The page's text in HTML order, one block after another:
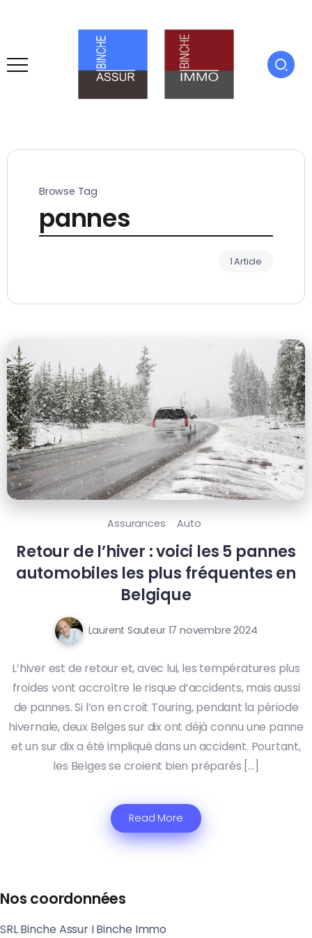
Browse Tag
pannes
1 Article
Assurances Auto
Retour de l’hiver : voici les 5 pannes
automobiles les plus fréquentes en
Belgique
Laurent Sauteur 17 novembre 2024
L’hiver est de retour et, avec lui, les températures plus
froides vont accroître le risque d’accidents, mais aussi
de pannes. Si l’on en croit Touring, pendant la période
hivernale, deux Belges sur dix ont déjà connu une panne
et un sur dix a été impliqué dans un accident. Pourtant,
les Belges se croient bien préparés […]
Read More
Nos coordonnées
SRL Binche Assur I Binche Immo